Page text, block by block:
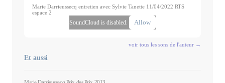
Marie Darrieussecq entretien avec Sylvie Tanette 11/04/2022 RTS
espace 2
SoundCloud is disabled. Allow
voir tous les sons de l'auteur →
Et aussi